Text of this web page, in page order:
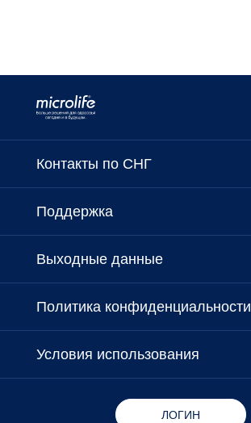
Контакты по СНГ
Поддержка
Выходные данные
Политика конфиденциальности
Условия использования
ЛОГИН